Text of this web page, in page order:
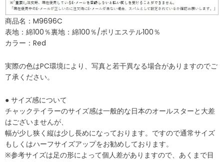
商品名：M9696C
表地：綿100％裏地：綿100％/ポリエステル100％
カラー：Red
実際の色はPC環境により、写真と若干異なる場合がありますのでご
了承ください。
● サイズ感について
チャックテイラーのサイズ感は一般的な日本のオールスターと大差
はございませんが、
幅が少し狭く縦は少し長めになっております。ですので通常サイズ
もしくはハーフサイズアップをお勧めしております。
※参考サイズは足の形によって個人差がありますので、あくまで目